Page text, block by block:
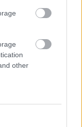
other
borzolta a
körben
a pályáról,